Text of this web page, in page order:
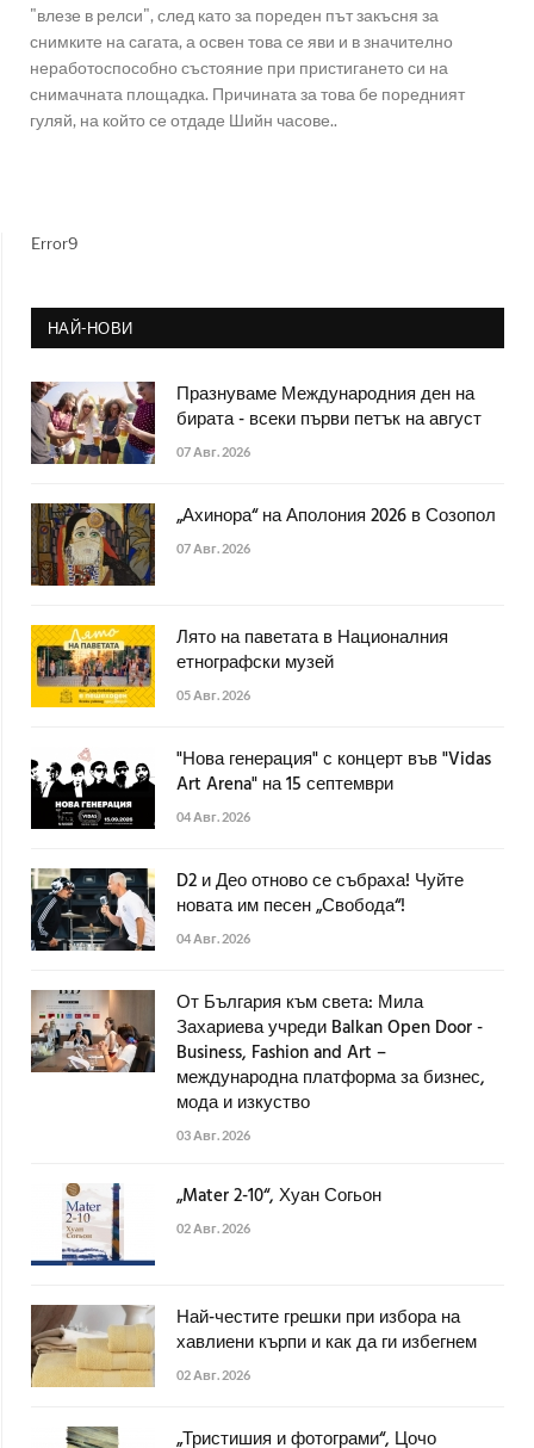
"влезе в релси", след като за пореден път закъсня за
снимките на сагата, а освен това се яви и в значително
неработоспособно състояние при пристигането си на
снимачната площадка. Причината за това бе поредният
гуляй, на който се отдаде Шийн часове..
Error9
НАЙ-НОВИ
Празнуваме Международния ден на
бирата - всеки първи петък на август
07 Авг. 2026
„Ахинора“ на Аполония 2026 в Созопол
07 Авг. 2026
Лято на паветата в Националния
етнографски музей
05 Авг. 2026
"Нова генерация" с концерт във "Vidas
Art Arena" на 15 септември
04 Авг. 2026
D2 и Део отново се събраха! Чуйте
новата им песен „Свобода“!
04 Авг. 2026
От България към света: Мила
Захариева учреди Balkan Open Door -
Business, Fashion and Art –
международна платформа за бизнес,
мода и изкуство
03 Авг. 2026
„Mater 2-10“, Хуан Согьон
02 Авг. 2026
Най-честите грешки при избора на
хавлиени кърпи и как да ги избегнем
02 Авг. 2026
„Тристишия и фотограми“, Цочо